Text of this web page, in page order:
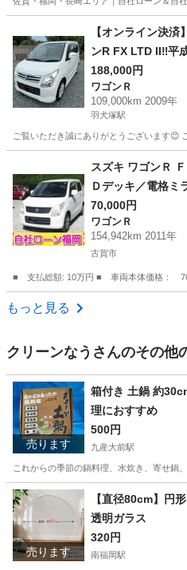
その他 ローン
【オンライン決
ンR FX LTD II‼️平
188,000円
ワゴンＲ
109,000km 2009年
羽犬塚駅
ご覧いただき誠にありがとうございます😊
羽犬塚駅 ワゴン
スズキ ワゴンＲ
Ｄデッキ／電格ミ
10.6）
70,000円
ワゴンＲ
154,942km 2011年
古賀市
■ 支払総額: 10万円 ■ 車両本体価格：
福岡 古賀市
もっと見る
クリーンなう さんのその他
売ります
箱付き 土鍋 約
理におすすめ
500円
九産大前駅
これからの季節の鍋料理、水炊き、寄せ鍋
福岡 福岡市 九産大前駅 調理
売ります
【直径80cm】円
透明ガラス
320円
南福岡駅